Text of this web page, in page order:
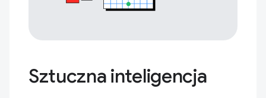
Sztuczna inteligencja